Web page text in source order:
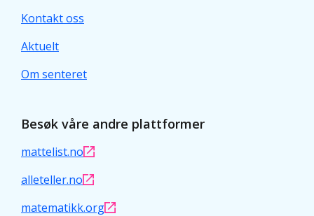
Kontakt oss
Aktuelt
Om senteret
Besøk våre andre plattformer
mattelist.no
alleteller.no
matematikk.org